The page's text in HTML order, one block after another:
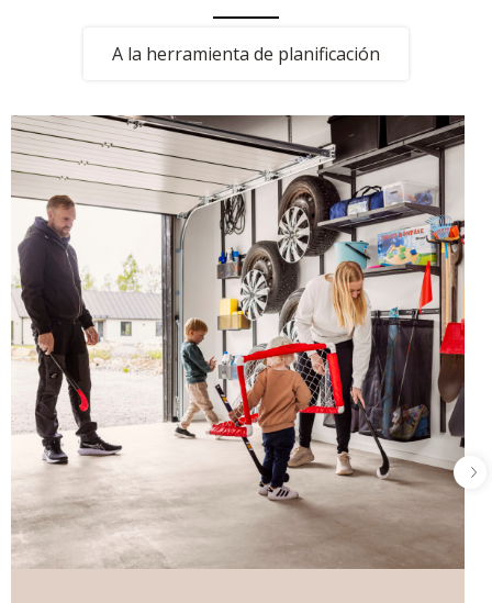
A la herramienta de planificación